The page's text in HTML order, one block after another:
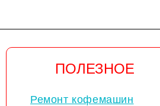
ПОЛЕЗНОЕ
Ремонт кофемашин